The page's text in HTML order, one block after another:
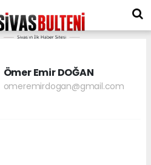
Ömer Emir DOĞAN
omeremirdogan@gmail.com